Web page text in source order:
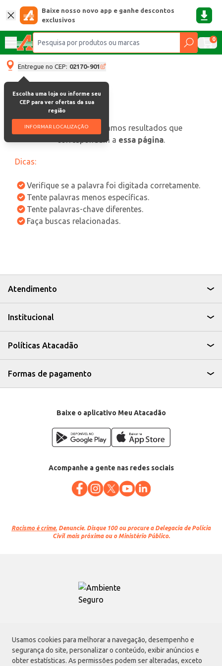
Usamos cookies para melhorar a navegação, desempenho e
segurança do site, personalizar o conteúdo, exibir anúncios e
obter estatísticas. As permissões podem ser alteradas, exceto
Baixe nosso novo app e ganhe descontos
exclusivos
0
Entregue no CEP: 02170-901
Escolha uma loja ou informe seu
CEP para ver ofertas da sua
região
INFORMAR LOCALIZAÇÃO
oops, não encontramos resultados que
correspondam a essa página.
Dicas:
Verifique se a palavra foi digitada corretamente.
Tente palavras menos específicas.
Tente palavras-chave diferentes.
Faça buscas relacionadas.
Atendimento
Institucional
Políticas Atacadão
Formas de pagamento
Baixe o aplicativo Meu Atacadão
Acompanhe a gente nas redes sociais
Racismo é crime. Denuncie. Disque 100 ou procure a Delegacia de Polícia
Civil mais próxima ou o Ministério Público.
Atacadão S.A.
Avenida Morvan Dias de Figueiredo, 6169, Vila Maria, São Paulo - SP | CEP
02170-901 | CNPJ: 75.315.333/0001-09